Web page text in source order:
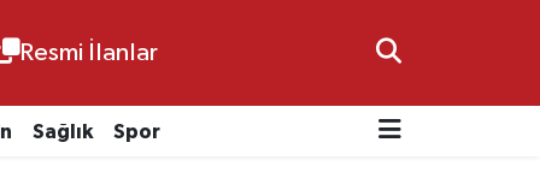
Resmi İlanlar
Sağlık Spor